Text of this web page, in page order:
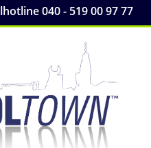
040 - 519 00 97 77